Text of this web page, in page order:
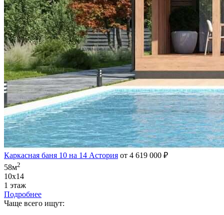
Каркасная баня 10 на 14 Астория от 4 619 000 ₽
58м2
10х14
1 этаж
Подробнее
Чаще всего ищут: